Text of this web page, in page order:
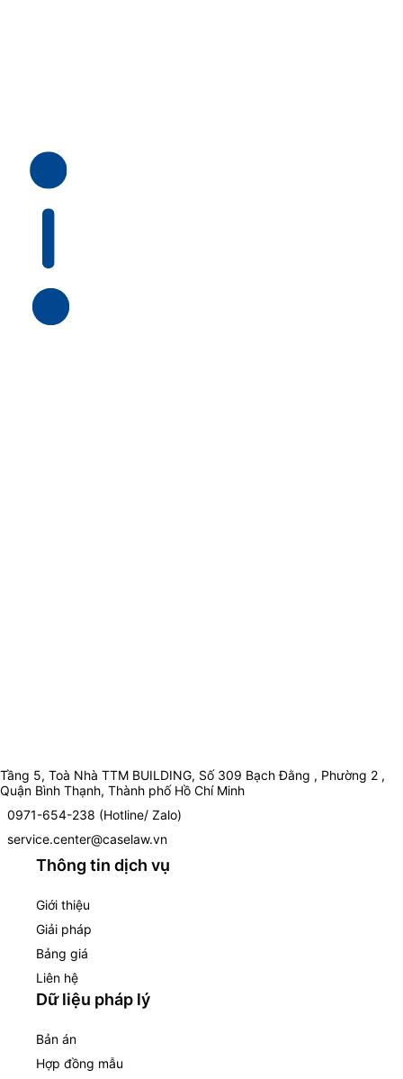
Tầng 5, Toà Nhà TTM BUILDING, Số 309 Bạch Đằng , Phường 2 ,
Quận Bình Thạnh, Thành phố Hồ Chí Minh
0971-654-238 (Hotline/ Zalo)
service.center@caselaw.vn
Thông tin dịch vụ
Giới thiệu
Giải pháp
Bảng giá
Liên hệ
Dữ liệu pháp lý
Bản án
Hợp đồng mẫu